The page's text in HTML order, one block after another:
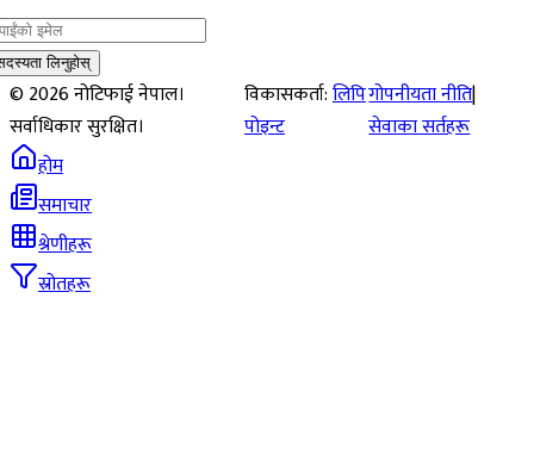
लिनुहोस्
©2026नोटिफाई नेपाल।
सर्वाधिकार सुरक्षित।
विकासकर्ता:लिपि
पोइन्ट
गोपनीयता नीति|
सेवाका सर्तहरू
होम
समाचार
श्रेणीहरू
स्रोतहरू